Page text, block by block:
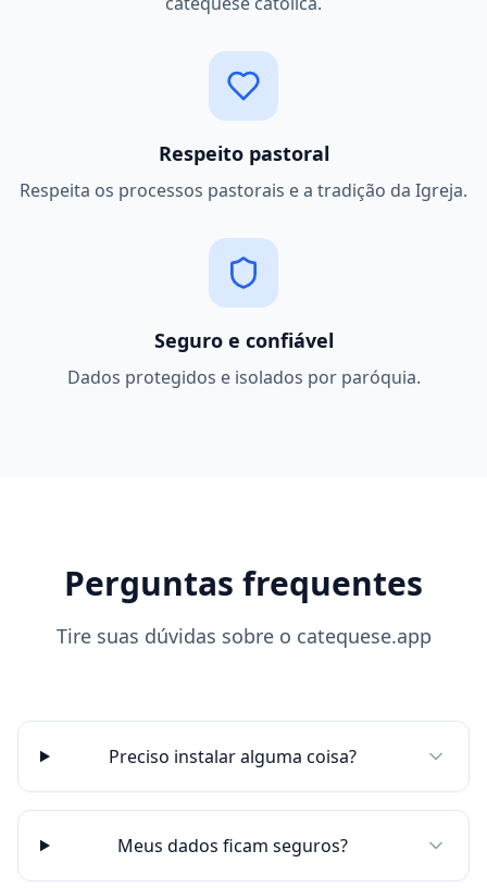
Respeito pastoral
Respeita os processos pastorais e a tradição da Igreja.
Seguro e confiável
Dados protegidos e isolados por paróquia.
Perguntas frequentes
Tire suas dúvidas sobre o catequese.app
Preciso instalar alguma coisa?
Meus dados ficam seguros?